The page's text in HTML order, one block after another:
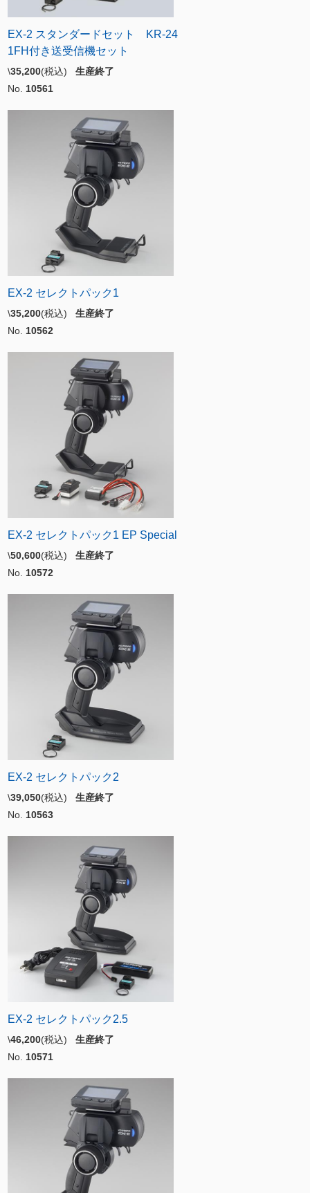
EX-2 スタンダードセット KR-24
1FH付き送受信機セット
\35,200(税込) 生産終了
No. 10561
EX-2 セレクトパック1
\35,200(税込) 生産終了
No. 10562
EX-2 セレクトパック1 EP Special
\50,600(税込) 生産終了
No. 10572
EX-2 セレクトパック2
\39,050(税込) 生産終了
No. 10563
EX-2 セレクトパック2.5
\46,200(税込) 生産終了
No. 10571